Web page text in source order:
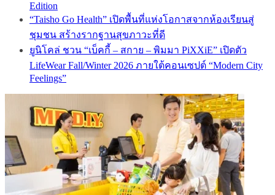
Edition
“Taisho Go Health” เปิดพื้นที่แห่งโอกาสจากห้องเรียนสู่
ชุมชน สร้างรากฐานสุขภาวะที่ดี
ยูนิโคล่ ชวน “เบ็คกี้ – สกาย – พิมมา PiXXiE” เปิดตัว
LifeWear Fall/Winter 2026 ภายใต้คอนเซปต์ “Modern City
Feelings”